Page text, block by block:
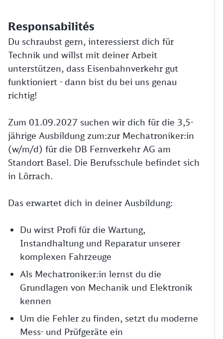
Responsabilités
Du schraubst gern, interessierst dich für
Technik und willst mit deiner Arbeit
unterstützen, dass Eisenbahnverkehr gut
funktioniert - dann bist du bei uns genau
richtig!
Zum 01.09.2027 suchen wir dich für die 3,5-
jährige Ausbildung zum:zur Mechatroniker:in
(w/m/d) für die DB Fernverkehr AG am
Standort Basel. Die Berufsschule befindet sich
in Lörrach.
Das erwartet dich in deiner Ausbildung:
Du wirst Profi für die Wartung,
Instandhaltung und Reparatur unserer
komplexen Fahrzeuge
Als Mechatroniker:in lernst du die
Grundlagen von Mechanik und Elektronik
kennen
Um die Fehler zu finden, setzt du moderne
Mess- und Prüfgeräte ein